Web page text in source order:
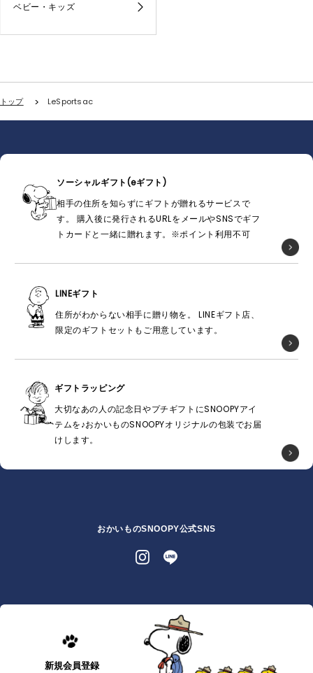
ベビー・キッズ
トップ LeSportsac
ソーシャルギフト(eギフト)
相手の住所を知らずにギフトが贈れるサービスで
す。 購入後に発行されるURLをメールやSNSでギフ
トカードと一緒に贈れます。※ポイント利用不可
LINEギフト
住所がわからない相手に贈り物を。 LINEギフト店、
限定のギフトセットもご用意しています。
ギフトラッピング
大切なあの人の記念日やプチギフトにSNOOPYアイ
テムを♪おかいものSNOOPYオリジナルの包装でお届
けします。
おかいものSNOOPY公式SNS
新規会員登録